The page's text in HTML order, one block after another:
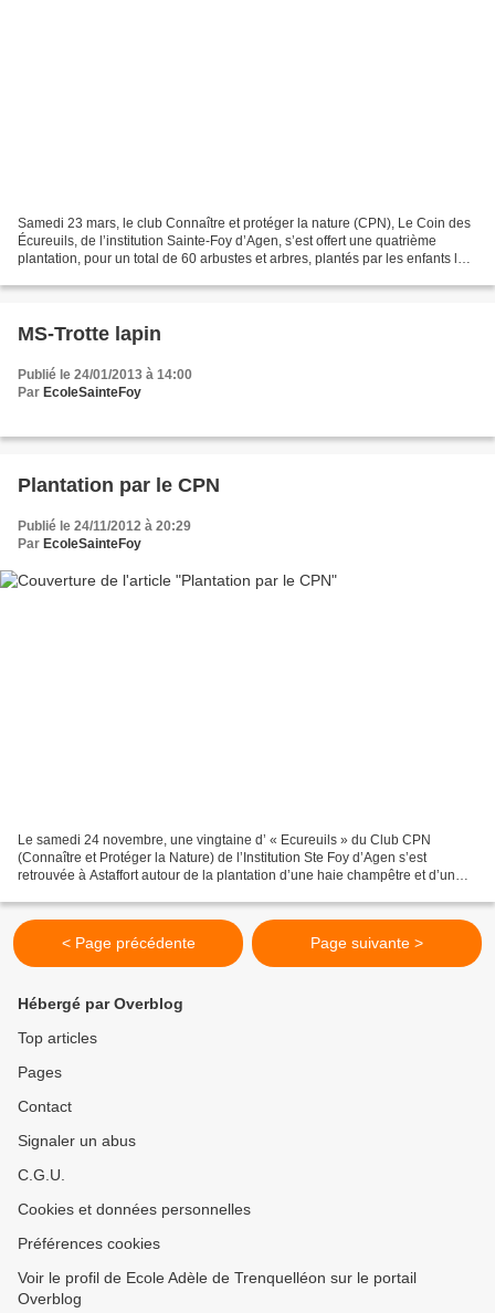
Samedi 23 mars, le club Connaître et protéger la nature (CPN), Le Coin des
Écureuils, de l’institution Sainte-Foy d’Agen, s’est offert une quatrième
plantation, pour un total de 60 arbustes et arbres, plantés par les enfants lors
MS-Trotte lapin
Publié le 24/01/2013 à 14:00
Par EcoleSainteFoy
Plantation par le CPN
Publié le 24/11/2012 à 20:29
Par EcoleSainteFoy
Le samedi 24 novembre, une vingtaine d’ « Ecureuils » du Club CPN
(Connaître et Protéger la Nature) de l’Institution Ste Foy d’Agen s’est
retrouvée à Astaffort autour de la plantation d’une haie champêtre et d’un
< Page précédente Page suivante >
Hébergé par Overblog
Top articles
Pages
Contact
Signaler un abus
C.G.U.
Cookies et données personnelles
Préférences cookies
Voir le profil de Ecole Adèle de Trenquelléon sur le portail
Overblog